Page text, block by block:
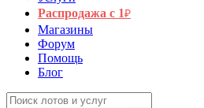
Распродажа с 1₽
Магазины
Форум
Помощь
Блог